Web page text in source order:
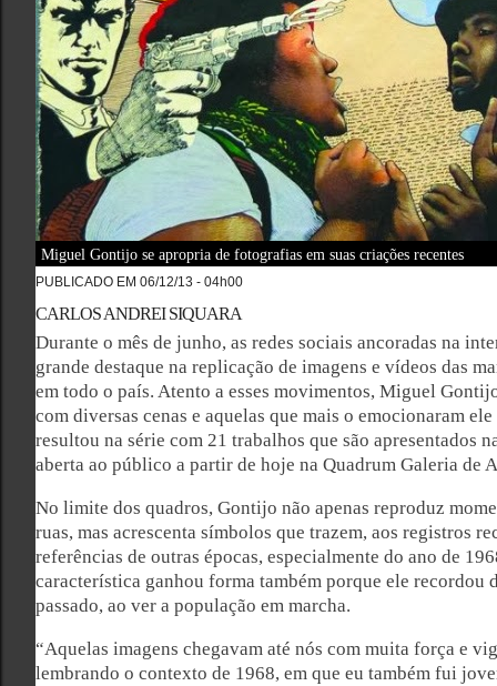
Miguel Gontijo se apropria de fotografias em suas criações recentes
PUBLICADO EM 06/12/13 - 04h00
CARLOS ANDREI SIQUARA
Durante o mês de junho, as redes sociais ancoradas na
grande destaque na replicação de imagens e vídeos das
em todo o país. Atento a esses movimentos, Miguel
com diversas cenas e aquelas que mais o emocionaram
resultou na série com 21 trabalhos que são apresentados
aberta ao público a partir de hoje na Quadrum Galeria de
No limite dos quadros, Gontijo não apenas reproduz
ruas, mas acrescenta símbolos que trazem, aos registros
referências de outras épocas, especialmente do ano de
característica ganhou forma também porque ele recordou
passado, ao ver a população em marcha.
“Aquelas imagens chegavam até nós com muita força e
lembrando o contexto de 1968, em que eu também fui